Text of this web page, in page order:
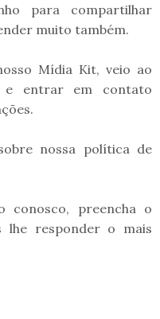
para compartilhar
muito também.
Mídia Kit, veio ao
e entrar em contato
nossa política de
conosco, preencha o
lhe responder o mais